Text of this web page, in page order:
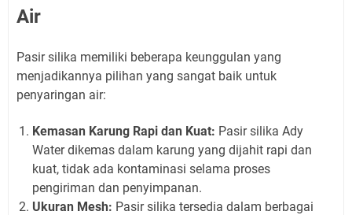
Air
Pasir silika memiliki beberapa keunggulan yang
menjadikannya pilihan yang sangat baik untuk
penyaringan air:
Kemasan Karung Rapi dan Kuat: Pasir silika Ady
Water dikemas dalam karung yang dijahit rapi dan
kuat, tidak ada kontaminasi selama proses
pengiriman dan penyimpanan.
Ukuran Mesh: Pasir silika tersedia dalam berbagai